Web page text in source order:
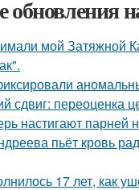
обновления
мой Затяжной
сдвиг: переоценка
настигают парней
пьёт кровь
17 лет, как